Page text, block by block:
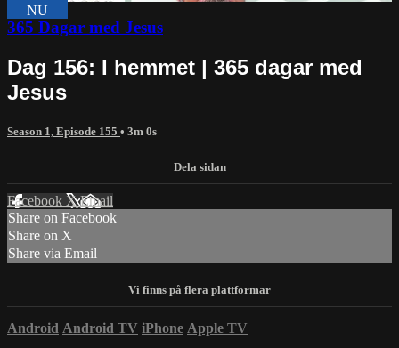
365 Dagar med Jesus
Dag 156: I hemmet | 365 dagar med
Jesus
Season 1, Episode 155 • 3m 0s
Facebook XEmail
Share on Facebook
Share on X
Share via Email
Android Android TV iPhone Apple TV